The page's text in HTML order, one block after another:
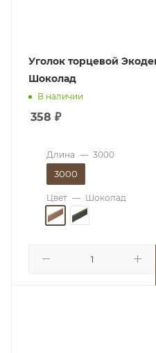
Уголок торцевой
Шоколад
В наличии
358 ₽
Длина — 3000
3000
Цвет — Шоколад